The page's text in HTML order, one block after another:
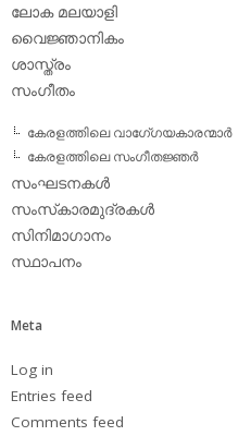
ലോക മലയാളി
വൈജ്ഞാനികം
ശാസ്ത്രം
സംഗീതം
കേരളത്തിലെ വാഗേ്ഗയകാരന്മാര്‍
കേരളത്തിലെ സംഗീതജ്ഞര്‍
സംഘടനകള്‍
സംസ്‌കാരമുദ്രകള്‍
സിനിമാഗാനം
സ്ഥാപനം
Meta
Log in
Entries feed
Comments feed